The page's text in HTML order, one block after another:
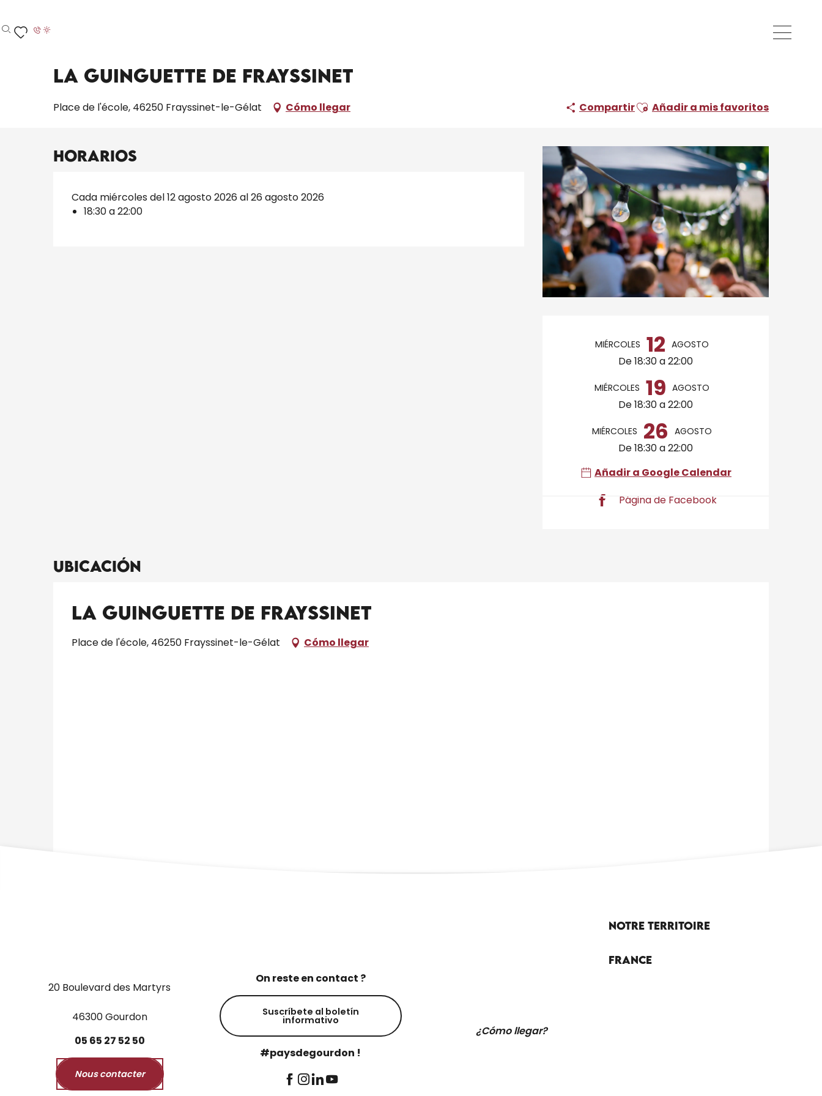
au
contenu
Buscar
La guinguette de Frayssinet
Place de l'école, 46250 Frayssinet-le-Gélat Cómo llegar CompartirAjouter aux favoris
Añadir a mis favoritos
Horarios y datos de
MIÉRCOLES 12 AGOSTO
De 18:30 a 22:00
MIÉRCOLES 19 AGOSTO
De 18:30 a 22:00
MIÉRCOLES 26 AGOSTO
De 18:30 a 22:00
Añadir a Google Calendar
Página de Facebook
Horarios
Cada miércoles del 12 agosto 2026 al 26 agosto 2026
18:30 a 22:00
Ubicación
La guinguette de Frayssinet
Place de l'école, 46250 Frayssinet-le-Gélat Cómo llegar
20 Boulevard des Martyrs
46300 Gourdon
05 65 27 52 50
Nous contacter
On reste en contact ?
Suscríbete al boletín
informativo
#paysdegourdon !
¿Cómo llegar?
Notre territoire
France